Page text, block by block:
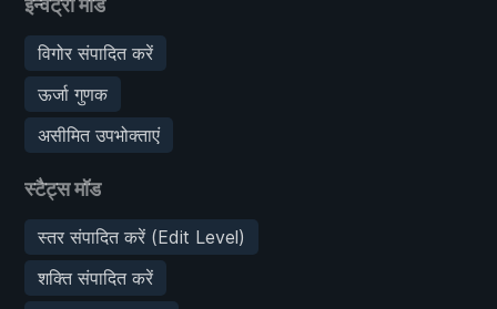
इन्वेंट्री मॉड
विगोर संपादित करें
ऊर्जा गुणक
असीमित उपभोक्ताएं
स्टैट्स मॉड
स्तर संपादित करें (Edit Level)
शक्ति संपादित करें